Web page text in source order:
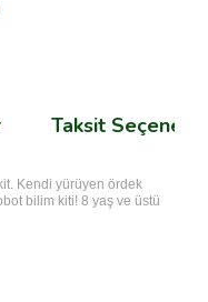
Taksit
Kendi yürüyen ördek
bilim kiti! 8 yaş ve üstü